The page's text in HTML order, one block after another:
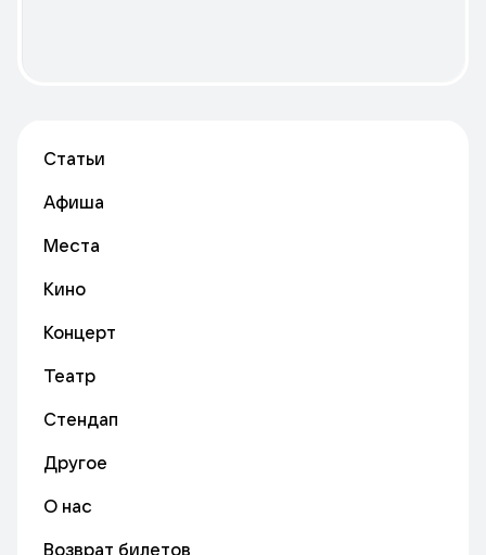
Статьи
Афиша
Места
Кино
Концерт
Театр
Стендап
Другое
О нас
Возврат билетов